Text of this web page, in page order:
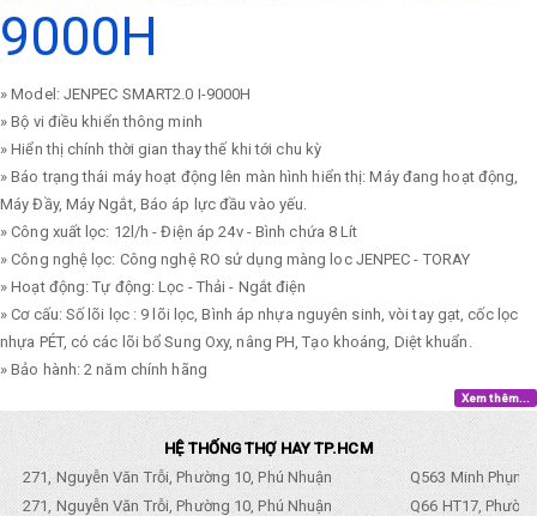
9000H
» Model: JENPEC SMART2.0 I-9000H
» Bộ vi điều khiển thông minh
» Hiển thị chính thời gian thay thế khi tới chu kỳ
» Báo trạng thái máy hoạt động lên màn hình hiển thị: Máy đang hoạt động,
Máy Đầy, Máy Ngắt, Báo áp lực đầu vào yếu.
» Công xuất lọc: 12l/h - Điện áp 24v - Bình chứa 8 Lít
» Công nghệ lọc: Công nghệ RO sử dụng màng loc JENPEC - TORAY
» Hoạt động: Tự động: Lọc - Thải - Ngắt điện
» Cơ cấu: Số lõi lọc : 9 lõi lọc, Bình áp nhựa nguyên sinh, vòi tay gạt, cốc lọc
nhựa PÉT, có các lõi bổ Sung Oxy, nâng PH, Tạo khoáng, Diệt khuẩn.
» Bảo hành: 2 năm chính hãng
Xem thêm...
HỆ THỐNG THỢ HAY TP.HCM
271, Nguyễn Văn Trỗi, Phường 10, Phú Nhuận
Q563 Minh
271, Nguyễn Văn Trỗi, Phường 10, Phú Nhuận
Q66 HT17,